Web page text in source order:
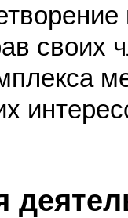
своих